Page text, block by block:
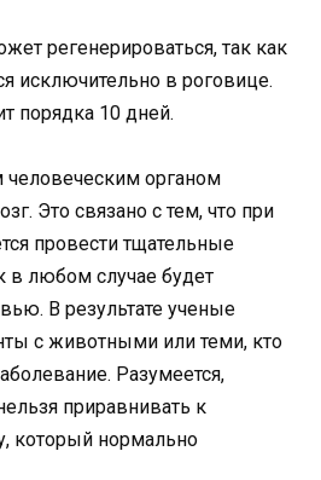
регенерироваться, так как
исключительно в роговице.
порядка 10 дней.
органом
Это связано с тем, что при
провести тщательные
в любом случае будет
В результате ученые
с животными или теми, кто
Разумеется,
приравнивать к
который нормально